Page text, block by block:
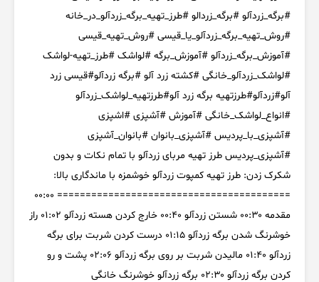
#برگه_زردآلو #برگه_زردالو #طرز_تهیه_برگه_زردآلو_در_خانه
#روش_تهیه_برگه_زردآلو_یا_قیسی #روش_تهیه_قیسی
#آموزش_برگه_زردآلو #آموزش_برگه #لواشک #طرز_تهیه-لواشک
#لواشک_زردآلو_خانگی #کشته زرد آلو #برگه زردآلو#قیسی زرد
آلو#زردآلو#طرزتهیه برگه زرد آلو#طرزتهیه_لواشک_زردآلو
#انواع_لواشک_خانگی #آموزش #آشپزی #اشپزی
#آشپزی_با_پردیس #آشپزی_بانوان #بانوان_آشپزی
#آشپزی_پردیس طرز تهیه مربای زردآلو با تمام نکات و بدون
شکرک زدن: طرز تهیه کمپوت زردآلو خوشمزه با ماندگاری بالا:
========================================= ۰۰:۰۰
مقدمه ۰۰:۳۰ شستن زردآلو ۰۰:۴۰ خارج کردن هسته زردآلو ۰۱:۰۲ راز
خوشرنگ شدن برگه زردآلو ۰۱:۱۵ درست کردن شربت برای برگه
زردآلو ۰۱:۴۰ مالیدن شربت بر روی برگه زردآلو ۰۲:۰۶ پشت و رو
کردن برگه زردآلو ۰۲:۳۰ برگه زردآلو خوشرنگ خانگی